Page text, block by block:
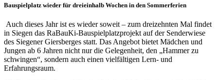
Bauspielplatz wieder für dreieinhalb Wochen in den Sommerferien
Auch dieses Jahr ist es wieder soweit – zum dreizehnten Mal findet
in Siegen das RaBauKi-Bauspielplatzprojekt auf der Senderwiese
des Siegener Giersberges statt. Das Angebot bietet Mädchen und
Jungen ab 6 Jahren nicht nur die Gelegenheit, den „Hammer zu
schwingen“, sondern auch einen vielfältigen Lern- und
Erfahrungsraum.